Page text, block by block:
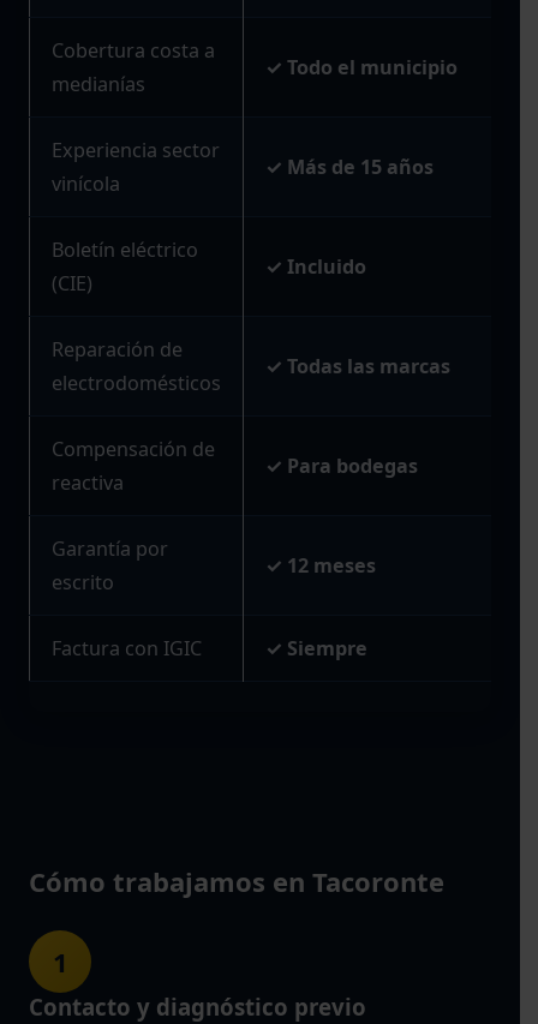
Cobertura costa a
medianías
✓ Todo el municipio
Experiencia sector
vinícola
✓ Más de 15 años
Boletín eléctrico
(CIE)
✓ Incluido
Reparación de
electrodomésticos
✓ Todas las marcas
Compensación de
reactiva
✓ Para bodegas
Garantía por
escrito
✓ 12 meses
Factura con IGIC ✓ Siempre
Cómo trabajamos en Tacoronte
1
Contacto y diagnóstico previo